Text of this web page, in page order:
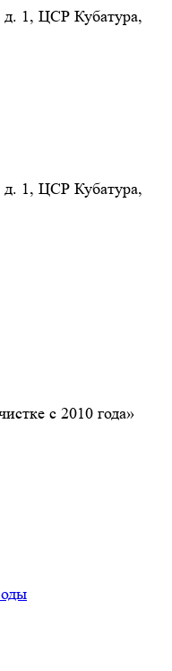
д. 1, ЦСР Кубатура,
д. 1, ЦСР Кубатура,
с 2010 года»